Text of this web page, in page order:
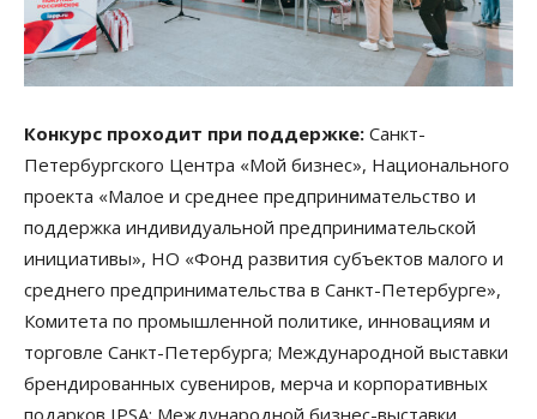
Конкурс проходит при поддержке: Санкт-
Петербургского Центра «Мой бизнес», Национального
проекта «Малое и среднее предпринимательство и
поддержка индивидуальной предпринимательской
инициативы», НО «Фонд развития субъектов малого и
среднего предпринимательства в Санкт-Петербурге»,
Комитета по промышленной политике, инновациям и
торговле Санкт-Петербурга; Международной выставки
брендированных сувениров, мерча и корпоративных
подарков IPSA; Международной бизнес-выставки